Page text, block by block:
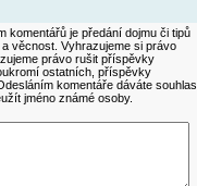
komentářů je předání dojmu či tipů
věcnost. Vyhrazujeme si právo
právo rušit příspěvky
ostatních, příspěvky
komentáře dáváte souhlas
jméno známé osoby.